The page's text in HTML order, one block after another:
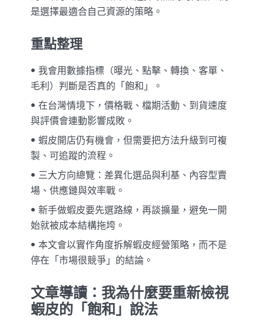
是選擇最適合自己資源的策略。
重點整理
我會用數據指標（曝光、點擊、轉換、客單、
毛利）判斷是否真的「飽和」。
在台灣情境下，價格戰、檔期活動、到貨速度
與評價會連動影響成敗。
蝦皮開店仍有機會，但需要把方法升級到可複
製、可追蹤的流程。
三大方向總覽：差異化選品與利基、內容型賣
場、供應鏈與效率戰。
新手做蝦皮要先選路線，再談擴量，避免一開
始就被成本結構拖垮。
本文會以實作角度拆解蝦皮經營策略，而不是
停在「市場很競爭」的結論。
文章導讀：我為什麼要重新檢視
蝦皮的「飽和」說法